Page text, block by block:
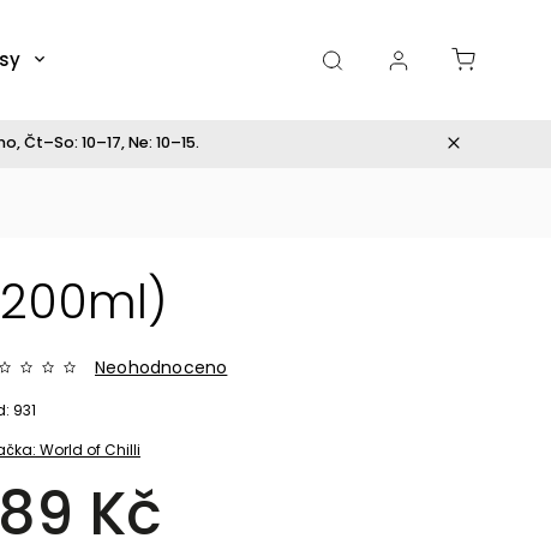
Čt–So: 10–17, Ne: 10–15.
World of Chilli
Neohodnoceno
Kč
931